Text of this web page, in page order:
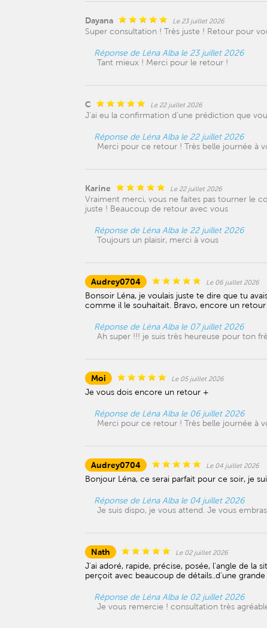
Dayana Le 23 juillet 2026
Super consultation ! Très juste ! Retour pour
Réponse de Léna Alba le 23 juillet 2026
Tant mieux ! Merci pour le retour !
C Le 22 juillet 2026
J’ai eu la confirmation d’une prédiction que
Réponse de Léna Alba le 22 juillet 2026
Merci pour ce retour ! Très belle journée à
Karine Le 22 juillet 2026
Vraiment merci, vous ne faites pas tourner le
juste ! Beaucoup de retour avec vous
Réponse de Léna Alba le 22 juillet 2026
Toujours un plaisir, merci à vous
Audrey0704 Le 06 juillet 2026
Bonsoir Léna, je voulais juste te dire que tu
comme il le souhaitait. Bravo, encore un
Réponse de Léna Alba le 07 juillet 2026
Ah super !!! je suis très heureuse pour ton
Moi Le 05 juillet 2026
Je vous dois encore un retour +
Réponse de Léna Alba le 06 juillet 2026
Merci pour ce retour ! Très belle journée à
Audrey0704 Le 04 juillet 2026
Bonjour Léna, ce serai parfait pour ce soir, je
Réponse de Léna Alba le 04 juillet 2026
Je suis dispo, je vous attend. Je vous
Nath Le 02 juillet 2026
J'ai adoré, rapide, précise, posée, l'angle de la
perçoit avec beaucoup de détails..d'une grande
Réponse de Léna Alba le 02 juillet 2026
Je vous remercie ! consultation très